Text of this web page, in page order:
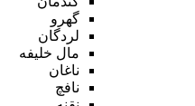
گهرو
لردگان
مال خلیفه
ناغان
نافچ